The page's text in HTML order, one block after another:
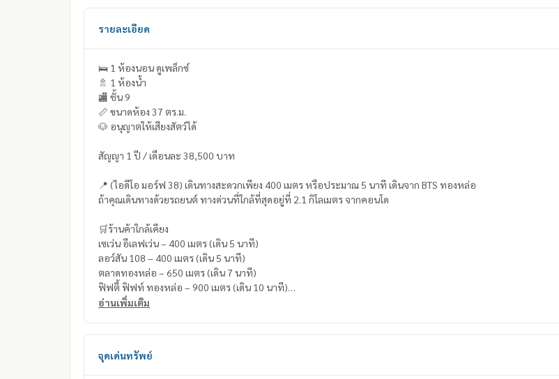
รายละเอียด
🛌 1 ห้องนอน ดูเพล็กซ์
🚿 1 ห้องน้ำ
🏬 ชั้น 9
📏 ขนาดห้อง 37 ตร.ม.
🐶 อนุญาตให้เสียงสัตว์ได้
สัญญา 1 ปี / เดือนละ 38,500 บาท
📍 (ไอดีโอ มอร์ฟ 38) เดินทางสะดวกเพียง 400 เมตร หรือประมาณ 5 นาที เดินจาก BTS ทองหล่อ
ถ้าคุณเดินทางด้วยรถยนต์ ทางด่วนที่ใกล้ที่สุดอยู่ที่ 2.1 กิโลเมตร จากคอนโด
🛒ร้านค้าใกล้เคียง
เซเว่น อีเลฟเว่น – 400 เมตร (เดิน 5 นาที)
ลอว์สัน 108 – 400 เมตร (เดิน 5 นาที)
ตลาดทองหล่อ – 650 เมตร (เดิน 7 นาที)
ฟิฟตี้ ฟิฟท์ ทองหล่อ – 900 เมตร (เดิน 10 นาที)
เมเจอร์ ซีนีเพล็กซ์ สุขุมวิท – 1 กิโลเมตร (เดิน 11 นาที)
อ่านเพิ่มเติม
จุดเด่นทรัพย์